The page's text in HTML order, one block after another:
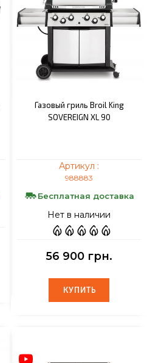
Газовый гриль Broil King
SOVEREIGN XL 90
Артикул :
988883
Бесплатная доставка
Нет в наличии
56 900 грн.
КУПИТЬ
КУПИТЬ